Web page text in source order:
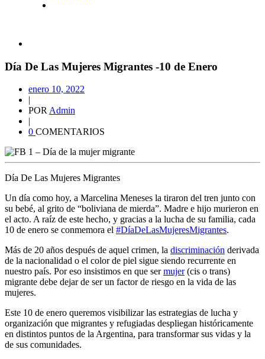
Día De Las Mujeres Migrantes -10 de Enero
enero 10, 2022
|
POR Admin
|
0 COMENTARIOS
Día De Las Mujeres Migrantes
Un día como hoy, a Marcelina Meneses la tiraron del tren junto con
su bebé, al grito de “boliviana de mierda”. Madre e hijo murieron en
el acto. A raíz de este hecho, y gracias a la lucha de su familia, cada
10 de enero se conmemora el #DíaDeLasMujeresMigrantes.
Más de 20 años después de aquel crimen, la discriminación derivada
de la nacionalidad o el color de piel sigue siendo recurrente en
nuestro país. Por eso insistimos en que sermujer(cis o trans)
migrante debe dejar de ser un factor de riesgo en la vida de las
mujeres.
Este 10 de enero queremos visibilizar las estrategias de lucha y
organización que migrantes y refugiadas despliegan históricamente
en distintos puntos de la Argentina, para transformar sus vidas y la
de sus comunidades.